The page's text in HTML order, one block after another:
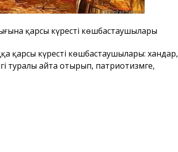
қарсы күрестің көшбастаушылары
қарсы күрестің көшбастаушылары: хандар,
туралы айта отырып, патриотизмге,